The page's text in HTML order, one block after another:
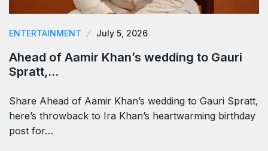
ENTERTAINMENT July 5, 2026
Ahead of Aamir Khan’s wedding to Gauri
Spratt,…
Share Ahead of Aamir Khan’s wedding to Gauri Spratt,
here’s throwback to Ira Khan’s heartwarming birthday
post for…